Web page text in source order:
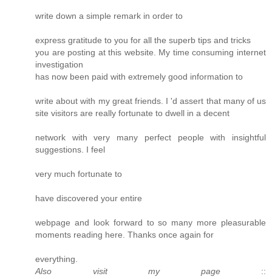
write down a simple remark in order to
express gratitude to you for all the superb tips and tricks
you are posting at this website. My time consuming internet
investigation
has now been paid with extremely good information to
write about with my great friends. I 'd assert that many of us
site visitors are really fortunate to dwell in a decent
network with very many perfect people with insightful
suggestions. I feel
very much fortunate to
have discovered your entire
webpage and look forward to so many more pleasurable
moments reading here. Thanks once again for
everything.
Also visit my page::